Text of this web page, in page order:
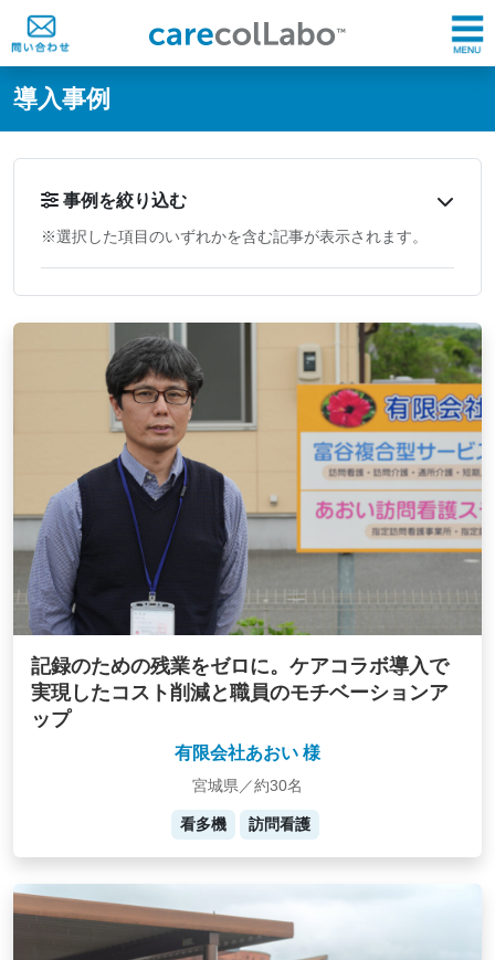
@ -0,0 +1,60 @@
導入事例
事例を絞り込む
※選択した項目のいずれかを含む記事が表示されます。
記録のための残業をゼロに。ケアコラボ導入で
実現したコスト削減と職員のモチベーションア
ップ
有限会社あおい 様
宮城県／約30名
看多機 訪問看護